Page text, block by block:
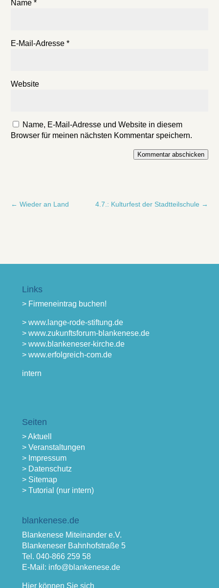
Name*
E-Mail-Adresse*
Website
Name, E-Mail-Adresse und Website in diesem
Browser für meinen nächsten Kommentar speichern.
Kommentar abschicken
←Wieder an Land 4.7.: Kulturfest der Stadtteilschule →
Links
> Firmeneintrag buchen!
> www.lange-rode-stiftung.de
> www.zukunftsforum-blankenese.de
> www.blankeneser-kirche.de
> www.erfolgreich-com.de
intern
Seiten
> Aktuell
> Veranstaltungen
> Impressum
> Datenschutz
> Sitemap
> Tutorial (nur intern)
blankenese.de
Blankenese Miteinander e.V.
Blankeneser Bahnhofstraße 5
Tel. 040-866 259 58
E-Mail: info@blankenese.de
Hier können Sie sich